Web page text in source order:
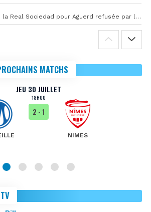
La première offre de la Real Sociedad pour Aguerd refusée par l’OM
MATCHS
JEU 30 JUILLET
18H00
2 - 1
NIMES